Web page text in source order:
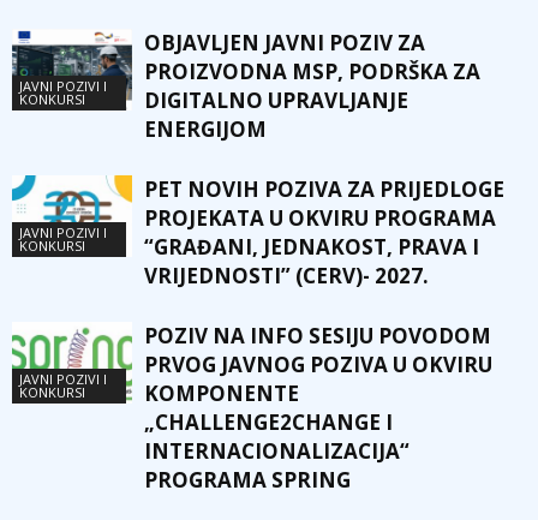
JAVNI POZIVI I
KONKURSI
OBJAVLJEN JAVNI POZIV ZA
PROIZVODNA MSP, PODRŠKA ZA
DIGITALNO UPRAVLJANJE
ENERGIJOM
JAVNI POZIVI I
KONKURSI
PET NOVIH POZIVA ZA PRIJEDLOGE
PROJEKATA U OKVIRU PROGRAMA
“GRAĐANI, JEDNAKOST, PRAVA I
VRIJEDNOSTI” (CERV)- 2027.
JAVNI POZIVI I
KONKURSI
POZIV NA INFO SESIJU POVODOM
PRVOG JAVNOG POZIVA U OKVIRU
KOMPONENTE
„CHALLENGE2CHANGE I
INTERNACIONALIZACIJA“
PROGRAMA SPRING